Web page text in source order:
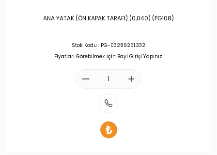
ANA YATAK (ÖN KAPAK TARAFI) (0,040) (PG108)
Stok Kodu : PG-03289251.332
Fiyatları Görebilmek İçin Bayi Girişi Yapınız.